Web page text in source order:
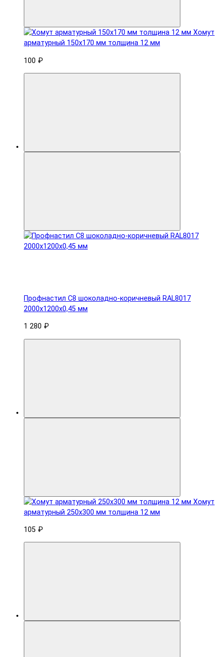
Хомут
арматурный 150x170 мм толщина 12 мм
100 ₽
Профнастил С8 шоколадно-коричневый RAL8017
2000х1200х0,45 мм
1 280 ₽
Хомут
арматурный 250x300 мм толщина 12 мм
105 ₽